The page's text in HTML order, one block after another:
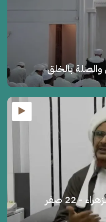
والصلة بالخلق
محاضرة لطالبات دورة دار الزهراء - 22 صفر